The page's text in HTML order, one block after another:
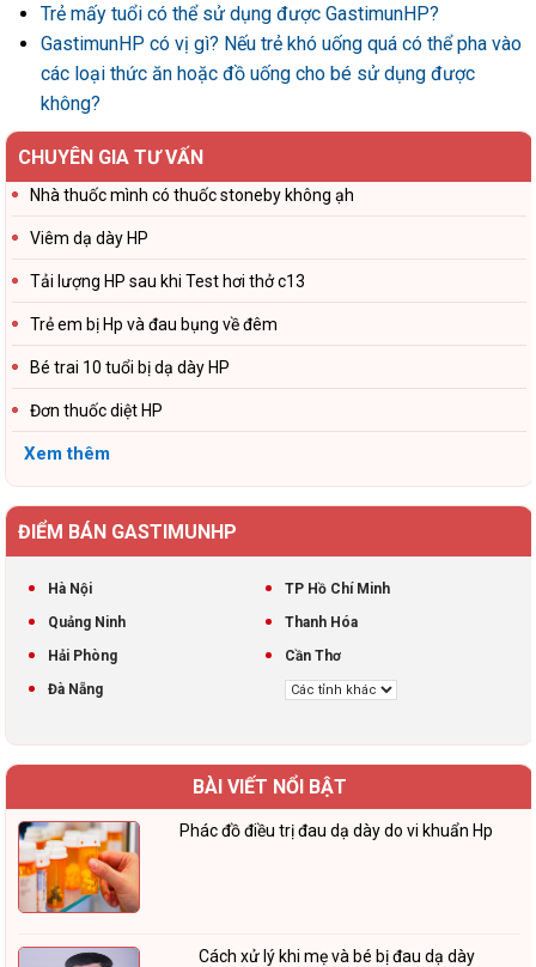
Trẻ mấy tuổi có thể sử dụng được GastimunHP?
GastimunHP có vị gì? Nếu trẻ khó uống quá có thể pha vào
các loại thức ăn hoặc đồ uống cho bé sử dụng được
không?
CHUYÊN GIA TƯ VẤN
Nhà thuốc mình có thuốc stoneby không ạh
Viêm dạ dày HP
Tải lượng HP sau khi Test hơi thở c13
Trẻ em bị Hp và đau bụng về đêm
Bé trai 10 tuổi bị dạ dày HP
Đơn thuốc diệt HP
Xem thêm
ĐIỂM BÁN GASTIMUNHP
Hà Nội
TP Hồ Chí Minh
Quảng Ninh
Thanh Hóa
Hải Phòng
Cần Thơ
Đà Nẵng
BÀI VIẾT NỔI BẬT
Phác đồ điều trị đau dạ dày do vi khuẩn Hp
Cách xử lý khi mẹ và bé bị đau dạ dày